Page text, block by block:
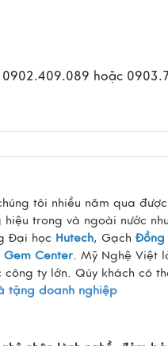
hoặc
tôi nhiều năm qua
trong và ngoài nước
Đại học Hutech, Gạch Đồng
Gem Center. Mỹ Nghệ Việt
công ty lớn. Qúy khách có
tặng doanh nghiệp